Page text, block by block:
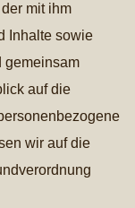
mit ihm
Inhalte sowie
gemeinsam
auf die
wir auf die